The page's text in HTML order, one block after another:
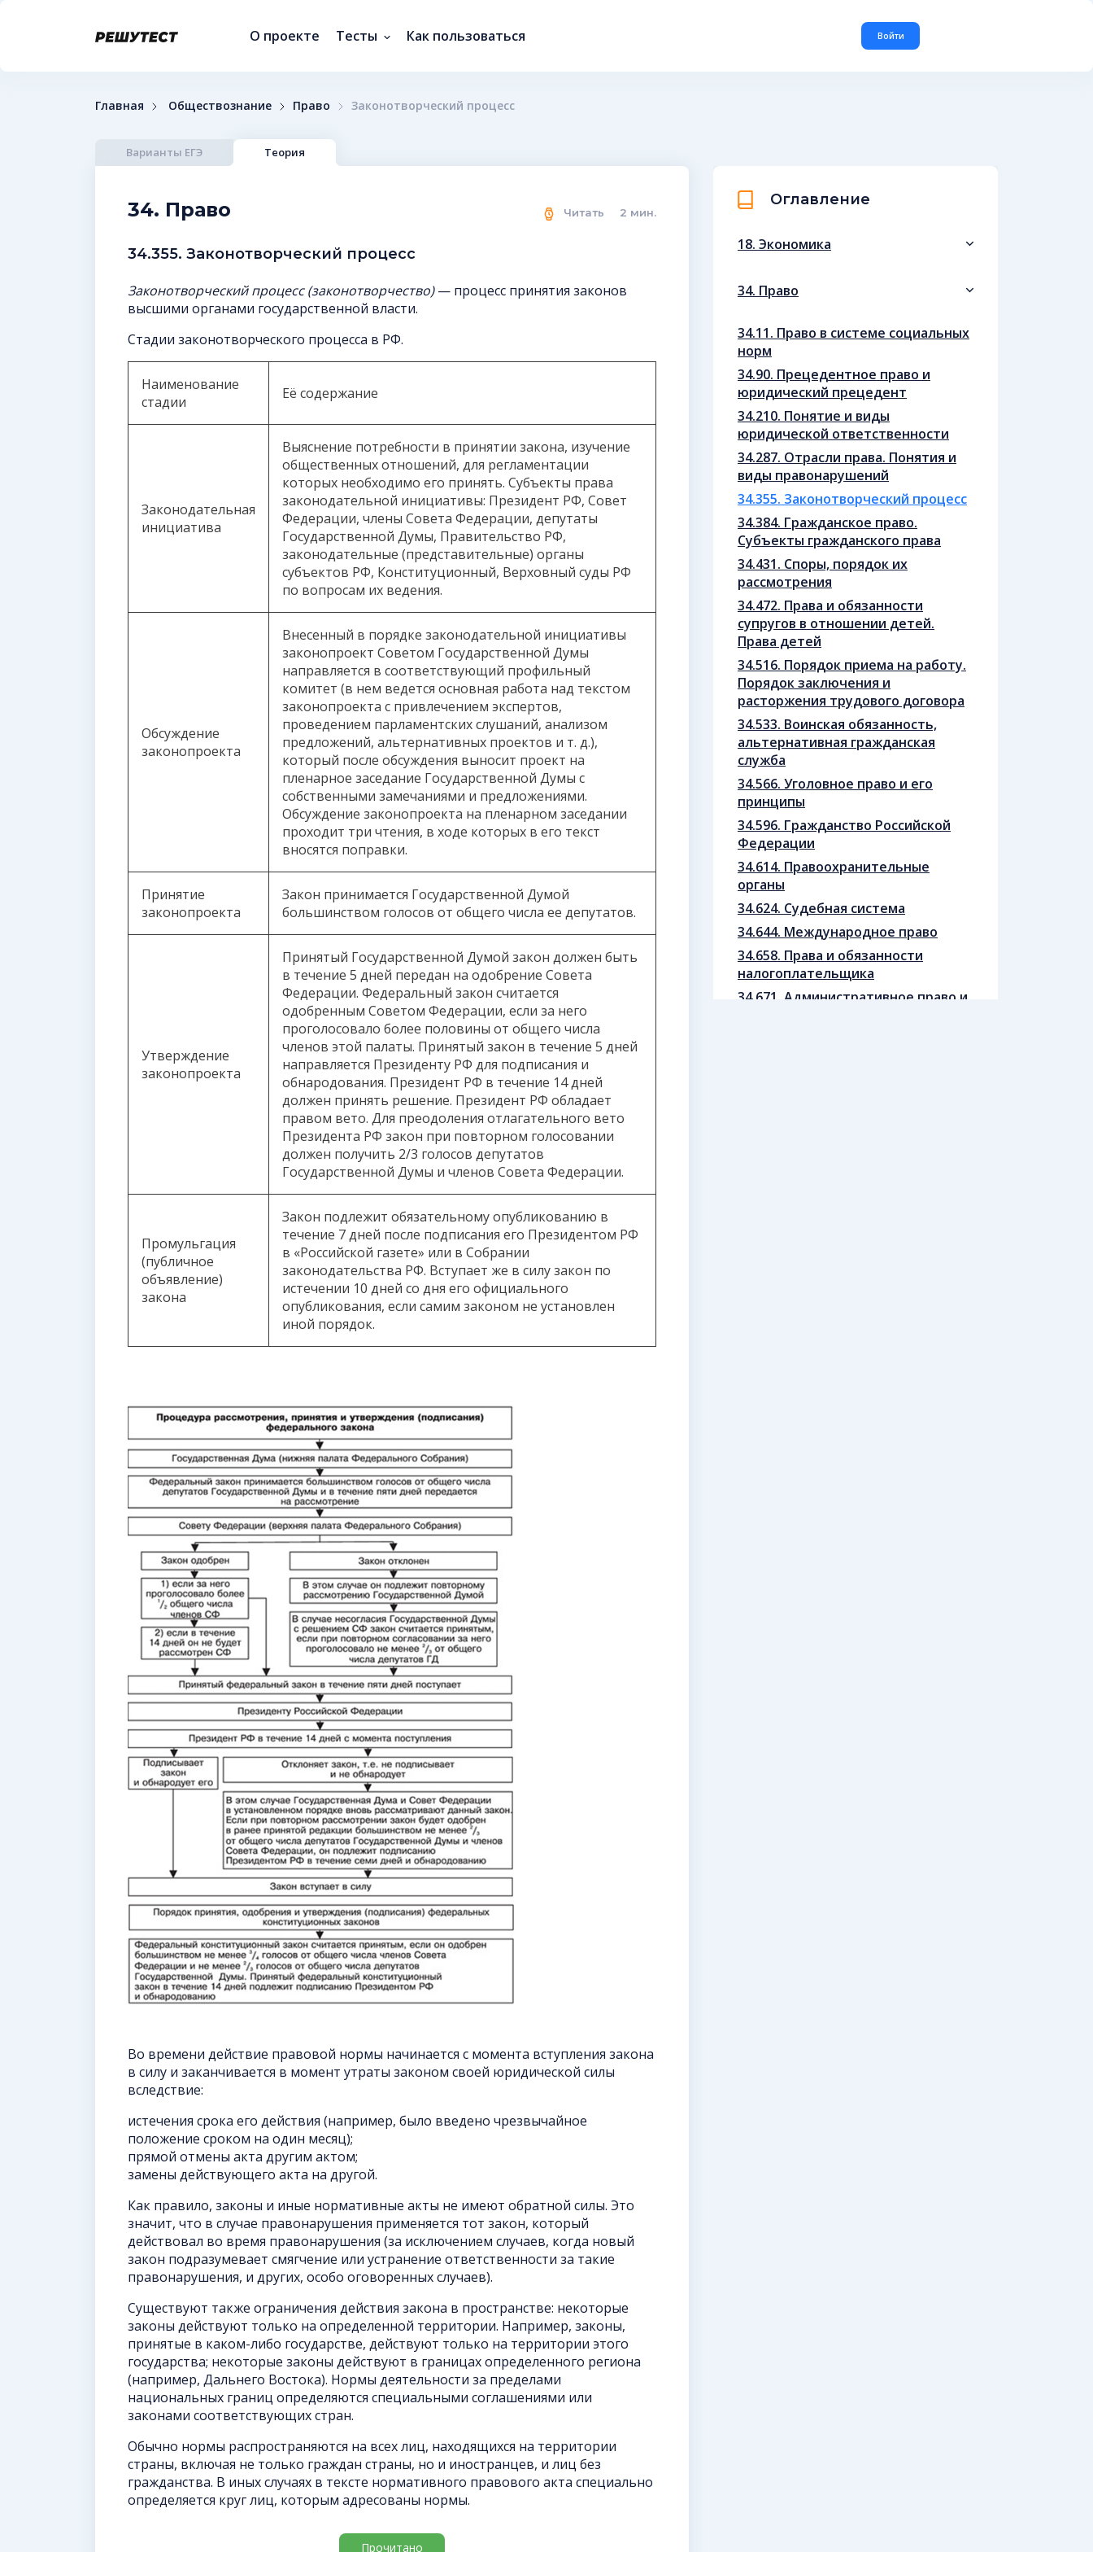
О проекте Тесты Как пользоваться Войти
Главная Обществознание Право Законотворческий процесс
Варианты ЕГЭ Теория
34. Право Читать 2 мин.
34.355. Законотворческий процесс
Законотворческий процесс (законотворчество)— процесс принятия законов
высшими органами государственной власти.
Стадии законотворческого процесса в РФ.
Наименование
стадии
Её содержание
Законодательная
инициатива
Выяснение потребности в принятии закона, изучение
общественных отношений, для регламентации
которых необходимо его принять. Субъекты права
законодательной инициативы: Президент РФ, Совет
Федерации, члены Совета Федерации, депутаты
Государственной Думы, Правительство РФ,
законодательные (представительные) органы
субъектов РФ, Конституционный, Верховный суды РФ
по вопросам их ведения.
Обсуждение
законопроекта
Внесенный в порядке законодательной инициативы
законопроект Советом Государственной Думы
направляется в соответствующий профильный
комитет (в нем ведется основная работа над текстом
законопроекта с привлечением экспертов,
проведением парламентских слушаний, анализом
предложений, альтернативных проектов и т. д.),
который после обсуждения выносит проект на
пленарное заседание Государственной Думы с
собственными замечаниями и предложениями.
Обсуждение законопроекта на пленарном заседании
проходит три чтения, в ходе которых в его текст
вносятся поправки.
Принятие
законопроекта
Закон принимается Государственной Думой
большинством голосов от общего числа ее депутатов.
Утверждение
законопроекта
Принятый Государственной Думой закон должен быть
в течение 5 дней передан на одобрение Совета
Федерации. Федеральный закон считается
одобренным Советом Федерации, если за него
проголосовало более половины от общего числа
членов этой палаты. Принятый закон в течение 5 дней
направляется Президенту РФ для подписания и
обнародования. Президент РФ в течение 14 дней
должен принять решение. Президент РФ обладает
правом вето. Для преодоления отлагательного вето
Президента РФ закон при повторном голосовании
должен получить 2/3 голосов депутатов
Государственной Думы и членов Совета Федерации.
Промульгация
(публичное
объявление)
закона
Закон подлежит обязательному опубликованию в
течение 7 дней после подписания его Президентом РФ
в «Российской газете» или в Собрании
законодательства РФ. Вступает же в силу закон по
истечении 10 дней со дня его официального
опубликования, если самим законом не установлен
иной порядок.
Во времени действие правовой нормы начинается с момента вступления закона
в силу и заканчивается в момент утраты законом своей юридической силы
вследствие:
истечения срока его действия (например, было введено чрезвычайное
положение сроком на один месяц);
прямой отмены акта другим актом;
замены действующего акта на другой.
Как правило, законы и иные нормативные акты не имеют обратной силы. Это
значит, что в случае правонарушения применяется тот закон, который
действовал во время правонарушения (за исключением случаев, когда новый
закон подразумевает смягчение или устранение ответственности за такие
правонарушения, и других, особо оговоренных случаев).
Существуют также ограничения действия закона в пространстве: некоторые
законы действуют только на определенной территории. Например, законы,
принятые в каком-либо государстве, действуют только на территории этого
государства; некоторые законы действуют в границах определенного региона
(например, Дальнего Востока). Нормы деятельности за пределами
национальных границ определяются специальными соглашениями или
законами соответствующих стран.
Обычно нормы распространяются на всех лиц, находящихся на территории
страны, включая не только граждан страны, но и иностранцев, и лиц без
гражданства. В иных случаях в тексте нормативного правового акта специально
определяется круг лиц, которым адресованы нормы.
Прочитано
Оглавление
18. Экономика
34. Право
34.11. Право в системе социальных
норм
34.90. Прецедентное право и
юридический прецедент
34.210. Понятие и виды
юридической ответственности
34.287. Отрасли права. Понятия и
виды правонарушений
34.355. Законотворческий процесс
34.384. Гражданское право.
Субъекты гражданского права
34.431. Споры, порядок их
рассмотрения
34.472. Права и обязанности
супругов в отношении детей.
Права детей
34.516. Порядок приема на работу.
Порядок заключения и
расторжения трудового договора
34.533. Воинская обязанность,
альтернативная гражданская
служба
34.566. Уголовное право и его
принципы
34.596. Гражданство Российской
Федерации
34.614. Правоохранительные
органы
34.624. Судебная система
34.644. Международное право
34.658. Права и обязанности
налогоплательщика
34.671. Административное право и